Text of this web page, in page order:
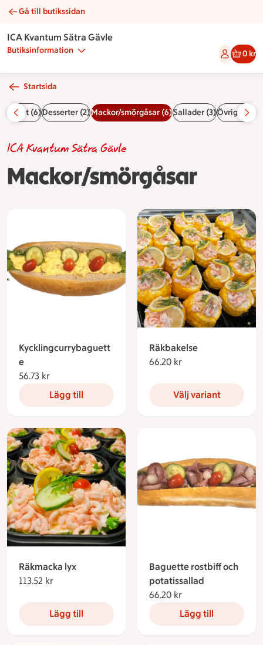
Mackor/smörgåsar | Catering ICA Kvantum Sätra Gävle
Gå till butikssidan
ICA Kvantum Sätra Gävle
Butiksinformation 0 kr
Startsida
Frukt (6)Desserter (2)Mackor/smörgåsar (6)Sallader (3)Övrigt (2)
Mackor/smörgåsar
ICA Kvantum Sätra Gävle
Kycklingcurrybaguett
e
56.73 kr
Lägg till
Räkbakelse
66.20 kr
Välj variant
Räkmacka lyx
113.52 kr
Lägg till
Baguette rostbiff och
potatissallad
66.20 kr
Lägg till